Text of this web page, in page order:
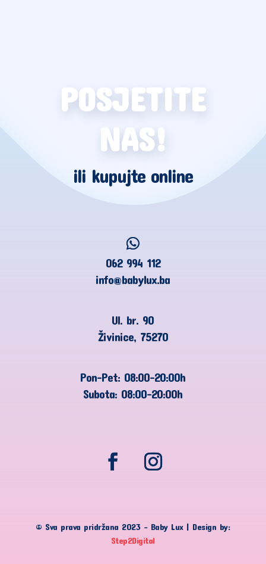
POSJETITE
NAS!
ili kupujte online
062 994 112
info@babylux.ba
Ul. br. 90
Živinice, 75270
Pon-Pet: 08:00-20:00h
Subota: 08:00-20:00h
© Sva prava pridržana 2023 – Baby Lux | Design by:
Step2Digital